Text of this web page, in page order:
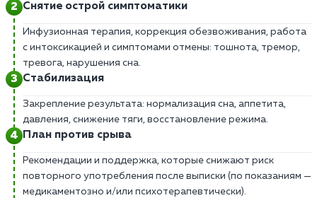
Снятие острой симптоматики
Инфузионная терапия, коррекция обезвоживания, работа
с интоксикацией и симптомами отмены: тошнота, тремор,
тревога, нарушения сна.
Стабилизация
Закрепление результата: нормализация сна, аппетита,
давления, снижение тяги, восстановление режима.
План против срыва
Рекомендации и поддержка, которые снижают риск
повторного употребления после выписки (по показаниям —
медикаментозно и/или психотерапевтически).